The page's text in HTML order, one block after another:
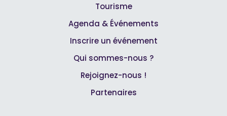
Tourisme
Agenda & Événements
Inscrire un événement
Qui sommes-nous ?
Rejoignez-nous !
Partenaires